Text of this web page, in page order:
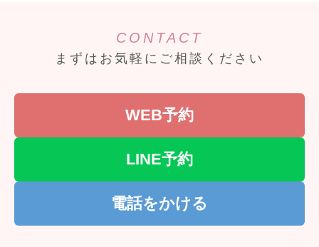
CONTACT
まずはお気軽にご相談ください
WEB予約
LINE予約
電話をかける